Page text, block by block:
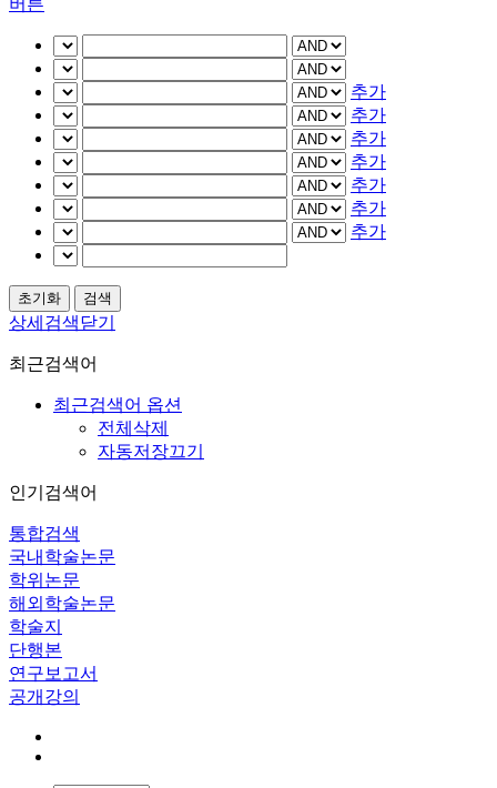
버튼
추가
추가
추가
추가
추가
추가
추가
상세검색닫기
최근검색어
최근검색어 옵션
전체삭제
자동저장끄기
인기검색어
통합검색
국내학술논문
학위논문
해외학술논문
학술지
단행본
연구보고서
공개강의